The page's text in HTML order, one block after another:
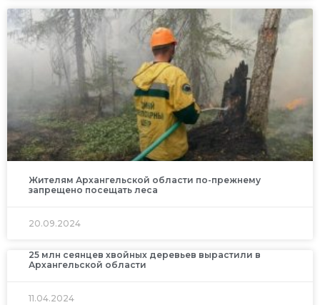
Жителям Архангельской области по-прежнему
запрещено посещать леса
20.09.2024
25 млн сеянцев хвойных деревьев вырастили в
Архангельской области
11.04.2024